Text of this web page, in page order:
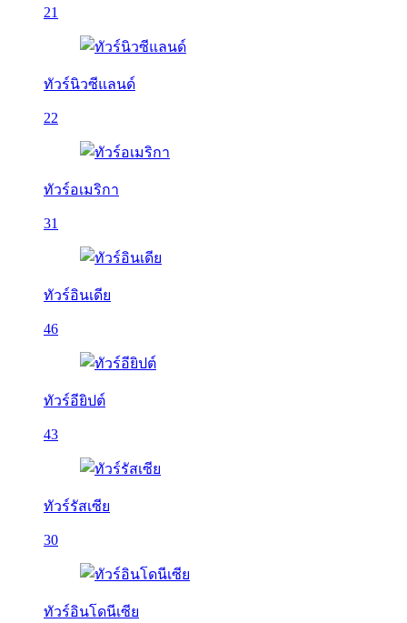
21
ทัวร์นิวซีแลนด์
22
ทัวร์อเมริกา
31
ทัวร์อินเดีย
46
ทัวร์อียิปต์
43
ทัวร์รัสเซีย
30
ทัวร์อินโดนีเซีย